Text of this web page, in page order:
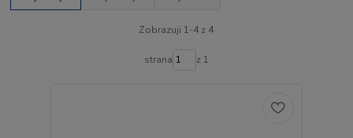
Zobrazuji 1-4 z 4
strana z 1